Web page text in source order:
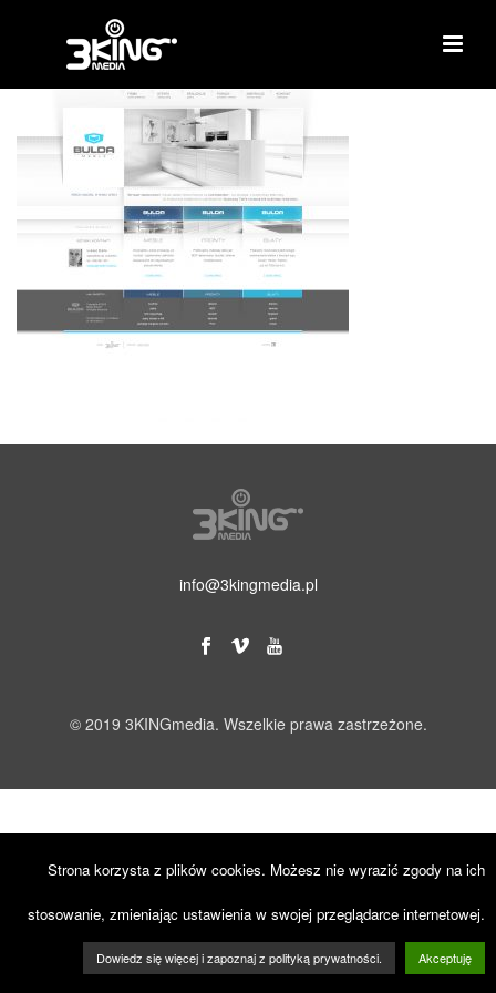
info@3kingmedia.pl
© 2019 3KINGmedia. Wszelkie prawa zastrzeżone.
Strona korzysta z plików cookies. Możesz nie wyrazić zgody na ich
stosowanie, zmieniając ustawienia w swojej przeglądarce internetowej.
Dowiedz się więcej i zapoznaj z polityką prywatności. Akceptuję